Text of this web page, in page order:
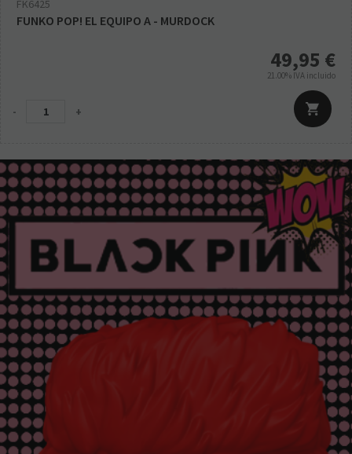
FK6425
FUNKO POP! EL EQUIPO A - MURDOCK
49,95 €
21.00% IVA incluido
- +